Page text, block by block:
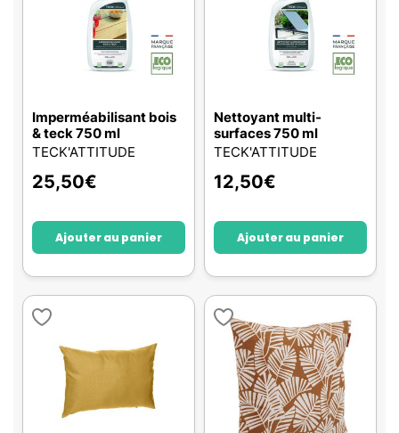
Imperméabilisant bois
& teck 750 ml
TECK'ATTITUDE
25,50€
Ajouter au panier
Nettoyant multi-
surfaces 750 ml
TECK'ATTITUDE
12,50€
Ajouter au panier